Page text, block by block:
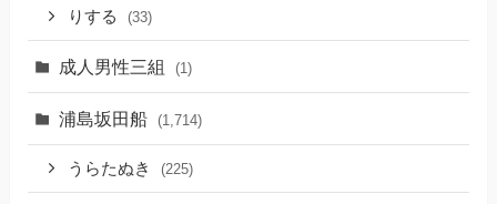
りする (33)
成人男性三組 (1)
浦島坂田船 (1,714)
うらたぬき (225)